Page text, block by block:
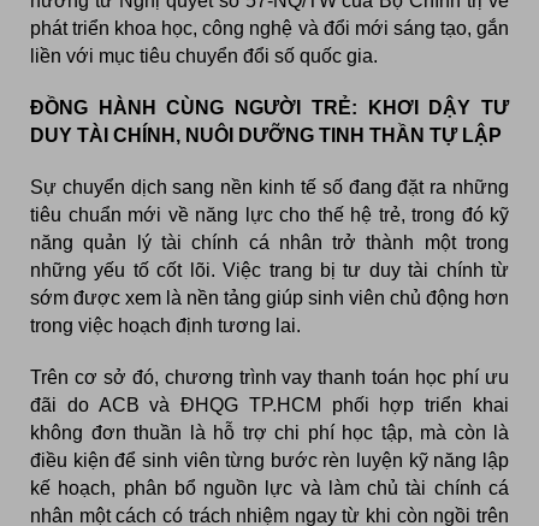
phát triển khoa học, công nghệ và đổi mới sáng tạo, gắn
liền với mục tiêu chuyển đổi số quốc gia.
ĐỒNG HÀNH CÙNG NGƯỜI TRẺ: KHƠI DẬY TƯ
DUY TÀI CHÍNH, NUÔI DƯỠNG TINH THẦN TỰ LẬP
Sự chuyển dịch sang nền kinh tế số đang đặt ra những
tiêu chuẩn mới về năng lực cho thế hệ trẻ, trong đó kỹ
năng quản lý tài chính cá nhân trở thành một trong
những yếu tố cốt lõi. Việc trang bị tư duy tài chính từ
sớm được xem là nền tảng giúp sinh viên chủ động hơn
trong việc hoạch định tương lai.
Trên cơ sở đó, chương trình vay thanh toán học phí ưu
đãi do ACB và ĐHQG TP.HCM phối hợp triển khai
không đơn thuần là hỗ trợ chi phí học tập, mà còn là
điều kiện để sinh viên từng bước rèn luyện kỹ năng lập
kế hoạch, phân bổ nguồn lực và làm chủ tài chính cá
nhân một cách có trách nhiệm ngay từ khi còn ngồi trên